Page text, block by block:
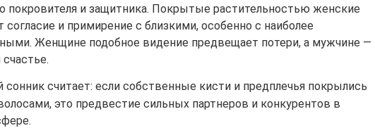
покровителя и защитника. Покрытые растительностью женские
согласие и примирение с близкими, особенно с наиболее
Женщине подобное видение предвещает потери, а мужчине —
считает: если собственные кисти и предплечья покрылись
это предвестие сильных партнеров и конкурентов в